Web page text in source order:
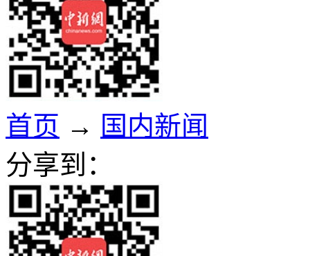
首页 → 国内新闻
分享到：